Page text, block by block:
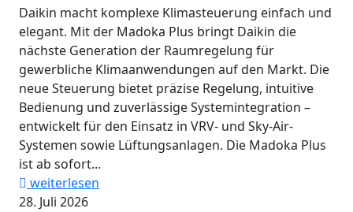
Daikin macht komplexe Klimasteuerung einfach und
elegant. Mit der Madoka Plus bringt Daikin die
nächste Generation der Raumregelung für
gewerbliche Klimaanwendungen auf den Markt. Die
neue Steuerung bietet präzise Regelung, intuitive
Bedienung und zuverlässige Systemintegration –
entwickelt für den Einsatz in VRV- und Sky-Air-
Systemen sowie Lüftungsanlagen. Die Madoka Plus
ist ab sofort...
weiterlesen
28. Juli 2026